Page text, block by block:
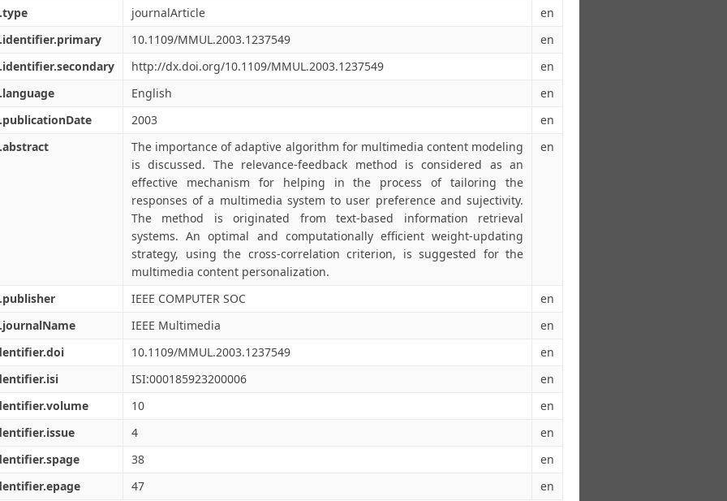
journalArticle
en
10.1109/MMUL.2003.1237549
en
http://dx.doi.org/10.1109/MMUL.2003.1237549
en
English
en
2003
en
The importance of adaptive algorithm for multimedia content modeling
is discussed. The relevance-feedback method is considered as an
effective mechanism for helping in the process of tailoring the
responses of a multimedia system to user preference and sujectivity.
The method is originated from text-based information retrieval
systems. An optimal and computationally efficient weight-updating
strategy, using the cross-correlation criterion, is suggested for the
multimedia content personalization.
en
IEEE COMPUTER SOC
en
IEEE Multimedia
en
10.1109/MMUL.2003.1237549
en
ISI:000185923200006
en
10
en
4
en
38
en
47 en